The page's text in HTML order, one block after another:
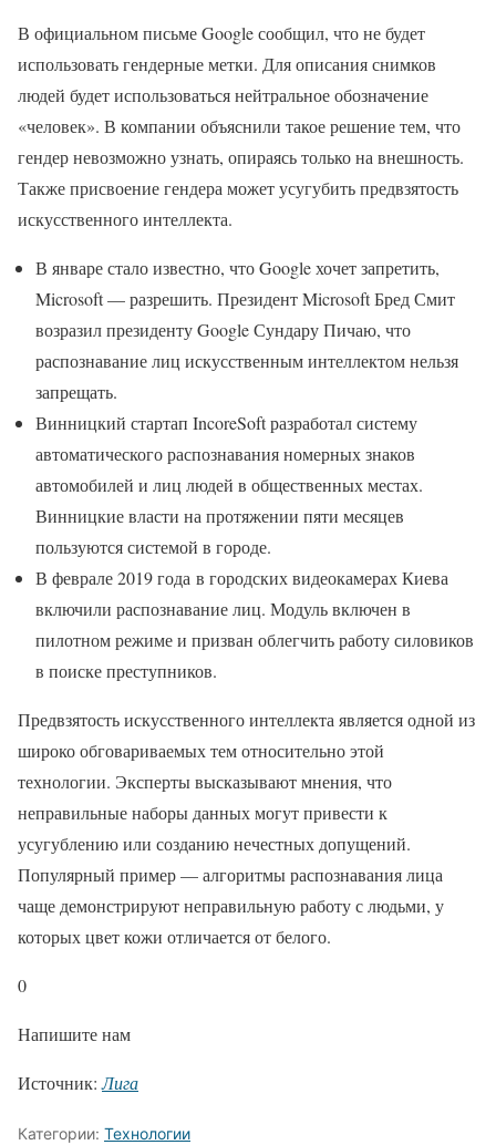
В официальном письме Google сообщил, что не будет
использовать гендерные метки. Для описания снимков
людей будет использоваться нейтральное обозначение
«человек». В компании объяснили такое решение тем, что
гендер невозможно узнать, опираясь только на внешность.
Также присвоение гендера может усугубить предвзятость
искусственного интеллекта.
В январе стало известно, что Google хочет запретить,
Microsoft — разрешить. Президент Microsoft Бред Смит
возразил президенту Google Сундару Пичаю, что
распознавание лиц искусственным интеллектом нельзя
запрещать.
Винницкий стартап IncoreSoft разработал систему
автоматического распознавания номерных знаков
автомобилей и лиц людей в общественных местах.
Винницкие власти на протяжении пяти месяцев
пользуются системой в городе.
В феврале 2019 года в городских видеокамерах Киева
включили распознавание лиц. Модуль включен в
пилотном режиме и призван облегчить работу силовиков
в поиске преступников.
Предвзятость искусственного интеллекта является одной из
широко обговариваемых тем относительно этой
технологии. Эксперты высказывают мнения, что
неправильные наборы данных могут привести к
усугублению или созданию нечестных допущений.
Популярный пример — алгоритмы распознавания лица
чаще демонстрируют неправильную работу с людьми, у
которых цвет кожи отличается от белого.
0
Напишите нам
Источник:Лига
Категории: Технологии